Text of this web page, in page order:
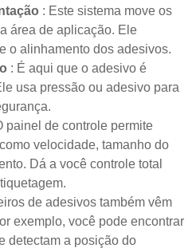
: Este sistema move os
área de aplicação. Ele
o alinhamento dos adesivos.
: É aqui que o adesivo é
usa pressão ou adesivo para
painel de controle permite
velocidade, tamanho do
Dá a você controle total
de adesivos também vêm
exemplo, você pode encontrar
detectam a posição do